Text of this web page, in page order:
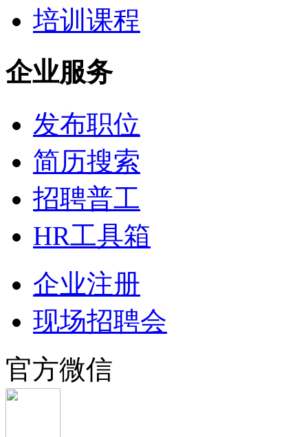
培训课程
企业服务
发布职位
简历搜索
招聘普工
HR工具箱
企业注册
现场招聘会
官方微信